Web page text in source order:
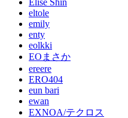
Elise Shin
eltole
emily
enty
eolkki
EOまさか
ereere
ERO404
eun bari
ewan
EXNOA/テクロス